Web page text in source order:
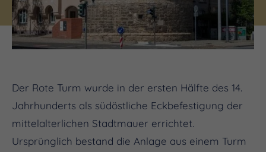
Der Rote Turm wurde in der ersten Hälfte des 14.
Jahrhunderts als südöstliche Eckbefestigung der
mittelalterlichen Stadtmauer errichtet.
Ursprünglich bestand die Anlage aus einem Turm